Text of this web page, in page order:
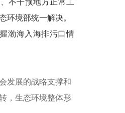
不干预地方正常工
环境部统一解决。
渤海入海排污口情
发展的战略支撑和
，生态环境整体形